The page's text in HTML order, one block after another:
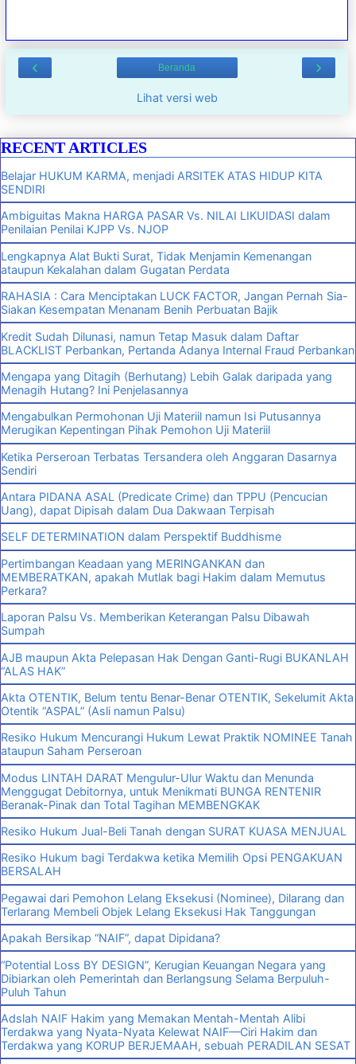
‹ ›
Beranda
Lihat versi web
RECENT ARTICLES
Belajar HUKUM KARMA, menjadi ARSITEK ATAS HIDUP KITA
SENDIRI
Ambiguitas Makna HARGA PASAR Vs. NILAI LIKUIDASI dalam
Penilaian Penilai KJPP Vs. NJOP
Lengkapnya Alat Bukti Surat, Tidak Menjamin Kemenangan
ataupun Kekalahan dalam Gugatan Perdata
RAHASIA : Cara Menciptakan LUCK FACTOR, Jangan Pernah Sia-
Siakan Kesempatan Menanam Benih Perbuatan Bajik
Kredit Sudah Dilunasi, namun Tetap Masuk dalam Daftar
BLACKLIST Perbankan, Pertanda Adanya Internal Fraud Perbankan
Mengapa yang Ditagih (Berhutang) Lebih Galak daripada yang
Menagih Hutang? Ini Penjelasannya
Mengabulkan Permohonan Uji Materiil namun Isi Putusannya
Merugikan Kepentingan Pihak Pemohon Uji Materiil
Ketika Perseroan Terbatas Tersandera oleh Anggaran Dasarnya
Sendiri
Antara PIDANA ASAL (Predicate Crime) dan TPPU (Pencucian
Uang), dapat Dipisah dalam Dua Dakwaan Terpisah
SELF DETERMINATION dalam Perspektif Buddhisme
Pertimbangan Keadaan yang MERINGANKAN dan
MEMBERATKAN, apakah Mutlak bagi Hakim dalam Memutus
Perkara?
Laporan Palsu Vs. Memberikan Keterangan Palsu Dibawah
Sumpah
AJB maupun Akta Pelepasan Hak Dengan Ganti-Rugi BUKANLAH
“ALAS HAK”
Akta OTENTIK, Belum tentu Benar-Benar OTENTIK, Sekelumit Akta
Otentik “ASPAL” (Asli namun Palsu)
Resiko Hukum Mencurangi Hukum Lewat Praktik NOMINEE Tanah
ataupun Saham Perseroan
Modus LINTAH DARAT Mengulur-Ulur Waktu dan Menunda
Menggugat Debitornya, untuk Menikmati BUNGA RENTENIR
Beranak-Pinak dan Total Tagihan MEMBENGKAK
Resiko Hukum Jual-Beli Tanah dengan SURAT KUASA MENJUAL
Resiko Hukum bagi Terdakwa ketika Memilih Opsi PENGAKUAN
BERSALAH
Pegawai dari Pemohon Lelang Eksekusi (Nominee), Dilarang dan
Terlarang Membeli Objek Lelang Eksekusi Hak Tanggungan
Apakah Bersikap “NAIF”, dapat Dipidana?
“Potential Loss BY DESIGN”, Kerugian Keuangan Negara yang
Dibiarkan oleh Pemerintah dan Berlangsung Selama Berpuluh-
Puluh Tahun
Adslah NAIF Hakim yang Memakan Mentah-Mentah Alibi
Terdakwa yang Nyata-Nyata Kelewat NAIF—Ciri Hakim dan
Terdakwa yang KORUP BERJEMAAH, sebuah PERADILAN SESAT